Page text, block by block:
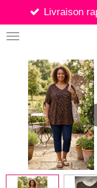
Passer
au
contenu
rapide et